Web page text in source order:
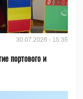
30.07.2026 - 15:35
портового и